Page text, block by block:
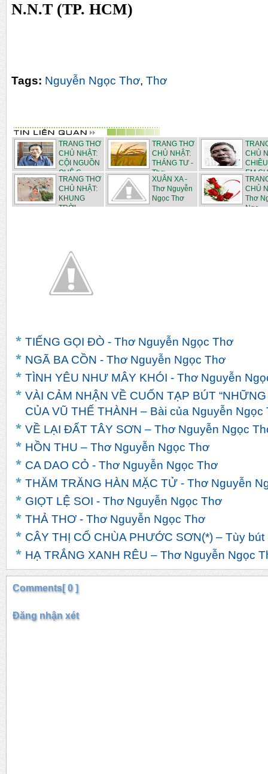
N.N.T (TP. HCM)
Tags: Nguyễn Ngọc Thơ, Thơ
TRANG THƠ
CHỦ NHẬT:
CỘI NGUỒN
QUÊ C...
TRANG THƠ
CHỦ NHẬT:
THÁNG TƯ -
Thơ ...
CHỦ
EM
TRANG THƠ
CHỦ NHẬT:
KHUNG
TRỜI
XUÂN XA -
Thơ Nguyễn
Ngọc Thơ
CHỦ
Thơ
Ngọ...
TIẾNG GỌI ĐÒ - Thơ Nguyễn Ngọc Thơ
NGÃ BA CỒN - Thơ Nguyễn Ngọc Thơ
TÌNH YÊU NHƯ MÂY KHÓI - Thơ Nguyễn
VÀI CẢM NHẬN VỀ CUỐN TẠP BÚT
CỦA VŨ THẾ THÀNH – Bài của Nguyễn Ngọc
VỀ LẠI ĐẤT TÂY SƠN – Thơ Nguyễn Ngọc
HỒN THU – Thơ Nguyễn Ngọc Thơ
CA DAO CỎ - Thơ Nguyễn Ngọc Thơ
THĂM TRĂNG HÀN MẶC TỬ - Thơ Nguyễn
GIỌT LỆ SOI - Thơ Nguyễn Ngọc Thơ
THẢ THƠ - Thơ Nguyễn Ngọc Thơ
CÂY THỊ CỔ CHÙA PHƯỚC SƠN(*) – Tùy
HẠ TRẮNG XANH RÊU – Thơ Nguyễn Ngọc
Comments[ 0 ]
Đăng nhận xét